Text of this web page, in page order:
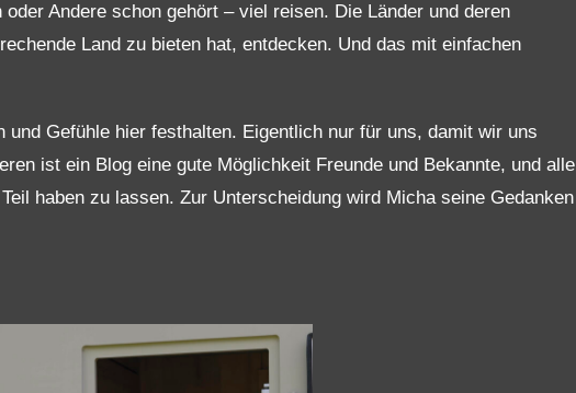
Andere schon gehört – viel reisen. Die Länder und deren
Land zu bieten hat, entdecken. Und das mit einfachen
und Gefühle hier festhalten. Eigentlich nur für uns, damit wir uns
ist ein Blog eine gute Möglichkeit Freunde und Bekannte, und alle
haben zu lassen. Zur Unterscheidung wird Micha seine Gedanken